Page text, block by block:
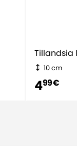
Tillandsia
10 cm
499 €